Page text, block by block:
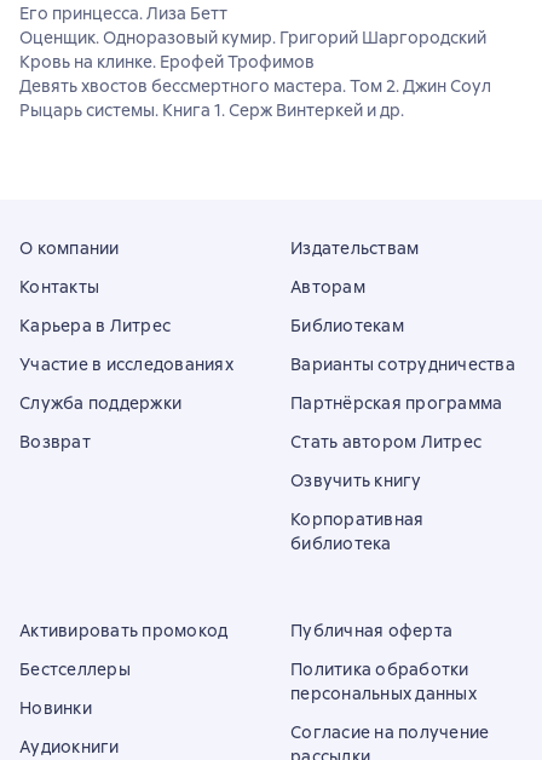
Его принцесса. Лиза Бетт
Оценщик. Одноразовый кумир. Григорий Шаргородский
Кровь на клинке. Ерофей Трофимов
Девять хвостов бессмертного мастера. Том 2. Джин Соул
Рыцарь системы. Книга 1. Серж Винтеркей и др.
О компании
Контакты
Карьера в Литрес
Участие в исследованиях
Служба поддержки
Возврат
Издательствам
Авторам
Библиотекам
Варианты сотрудничества
Партнёрская программа
Стать автором Литрес
Озвучить книгу
Корпоративная
библиотека
Активировать промокод
Бестселлеры
Новинки
Аудиокниги
Публичная оферта
Политика обработки
персональных данных
Согласие на получение